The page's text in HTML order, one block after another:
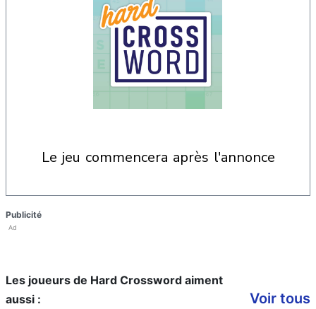
le jeu commencera après l'annonce
Publicité
Ad
Les joueurs de Hard Crossword aiment
aussi :
Voir tous